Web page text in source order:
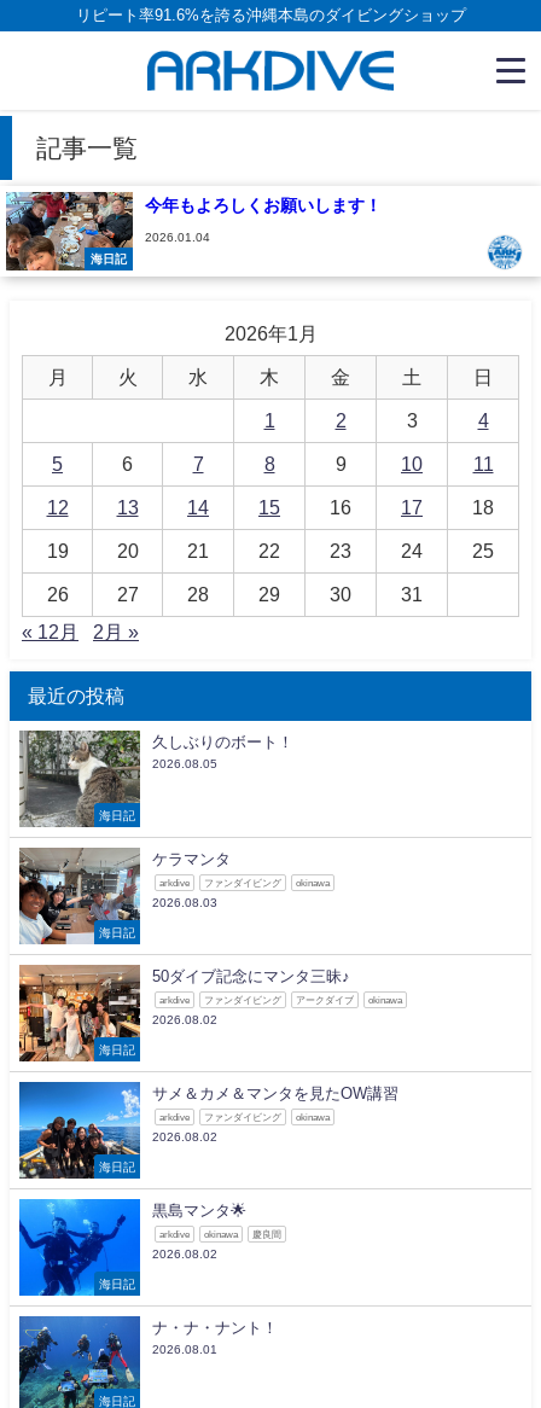
リピート率91.6%を誇る沖縄本島のダイビングショップ
記事一覧
海日記
今年もよろしくお願いします！
2026.01.04
2026年1月
月 火 水 木 金 土 日
1 2 3 4
5 6 7 8 9 10 11
12 13 14 15 16 17 18
19 20 21 22 23 24 25
26 27 28 29 30
31
« 12月
2月 »
最近の投稿
海日記
久しぶりのボート！
2026.08.05
海日記
ケラマンタ
arkdive ファンダイビング okinawa
2026.08.03
海日記
50ダイブ記念にマンタ三昧♪
arkdive ファンダイビング アークダイブ okinawa
2026.08.02
海日記
サメ＆カメ＆マンタを見たOW講習
arkdive ファンダイビング okinawa
2026.08.02
海日記
黒島マンタ🌟
arkdive okinawa 慶良間
2026.08.02
海日記
ナ・ナ・ナント！
2026.08.01